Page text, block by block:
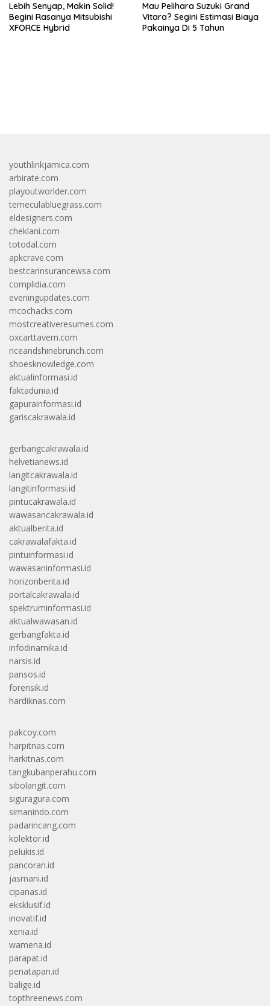
Lebih Senyap, Makin Solid!
Begini Rasanya Mitsubishi
XFORCE Hybrid
Mau Pelihara Suzuki Grand
Vitara? Segini Estimasi Biaya
Pakainya Di 5 Tahun
youthlinkjamica.com
arbirate.com
playoutworlder.com
temeculabluegrass.com
eldesigners.com
cheklani.com
totodal.com
apkcrave.com
bestcarinsurancewsa.com
complidia.com
eveningupdates.com
mcochacks.com
mostcreativeresumes.com
oxcarttavern.com
riceandshinebrunch.com
shoesknowledge.com
aktualinformasi.id
faktadunia.id
gapurainformasi.id
gariscakrawala.id
gerbangcakrawala.id
helvetianews.id
langitcakrawala.id
langitinformasi.id
pintucakrawala.id
wawasancakrawala.id
aktualberita.id
cakrawalafakta.id
pintuinformasi.id
wawasaninformasi.id
horizonberita.id
portalcakrawala.id
spektruminformasi.id
aktualwawasan.id
gerbangfakta.id
infodinamika.id
narsis.id
pansos.id
forensik.id
hardiknas.com
pakcoy.com
harpitnas.com
harkitnas.com
tangkubanperahu.com
sibolangit.com
siguragura.com
simanindo.com
padarincang.com
kolektor.id
pelukis.id
pancoran.id
jasmani.id
cipanas.id
eksklusif.id
inovatif.id
xenia.id
wamena.id
parapat.id
penatapan.id
balige.id
topthreenews.com